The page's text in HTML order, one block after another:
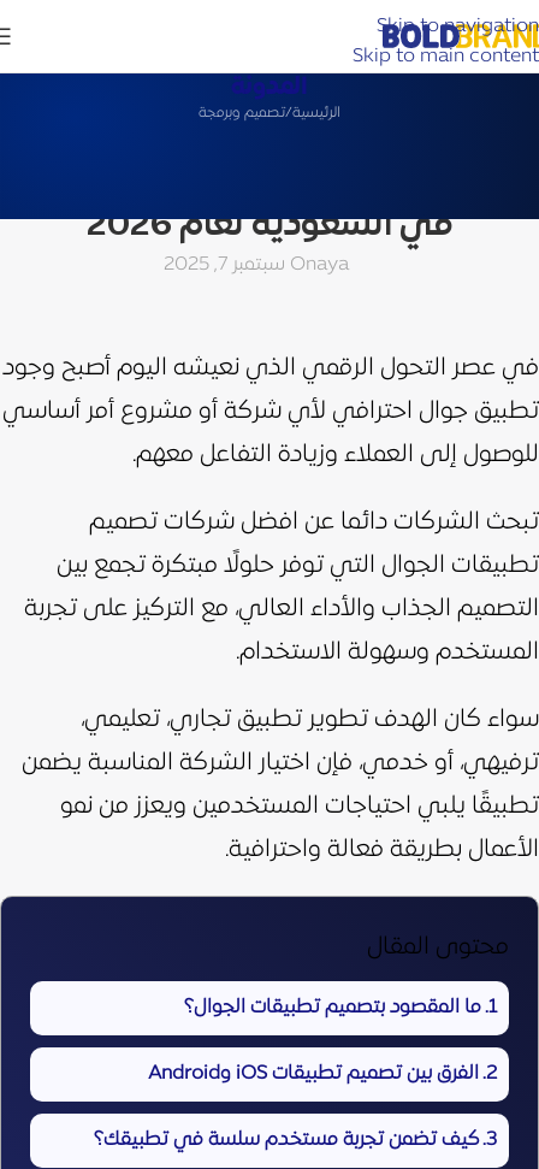
Skip to navigation
Skip to main content
المدونة
الرئيسية تصميم وبرمجة
في السعودية لعام 2026
ayaOn سبتمبر 7, 2025
في عصر التحول الرقمي الذي نعيشه اليوم أصبح وجود
تطبيق جوال احترافي لأي شركة أو مشروع أمر أساسي
للوصول إلى العملاء وزيادة التفاعل معهم.
تبحث الشركات دائما عن افضل شركات تصميم
تطبيقات الجوال التي توفر حلولًا مبتكرة تجمع بين
التصميم الجذاب والأداء العالي، مع التركيز على تجربة
المستخدم وسهولة الاستخدام.
سواء كان الهدف تطوير تطبيق تجاري، تعليمي،
ترفيهي، أو خدمي، فإن اختيار الشركة المناسبة يضمن
تطبيقًا يلبي احتياجات المستخدمين ويعزز من نمو
الأعمال بطريقة فعالة واحترافية.
محتوى المقال
ما المقصود بتصميم تطبيقات الجوال؟
الفرق بين تصميم تطبيقات iOS وAndroid
كيف تضمن تجربة مستخدم سلسة في تطبيقك؟